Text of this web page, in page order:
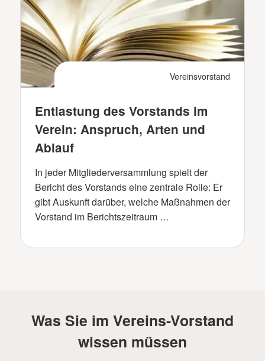
Vereinsvorstand
Entlastung des Vorstands im
Verein: Anspruch, Arten und
Ablauf
In jeder Mitgliederversammlung spielt der
Bericht des Vorstands eine zentrale Rolle: Er
gibt Auskunft darüber, welche Maßnahmen der
Vorstand im Berichtszeitraum …
Was Sie im Vereins-Vorstand
wissen müssen